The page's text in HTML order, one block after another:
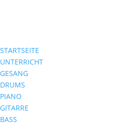
STARTSEITE
UNTERRICHT
GESANG
DRUMS
PIANO
GITARRE
BASS